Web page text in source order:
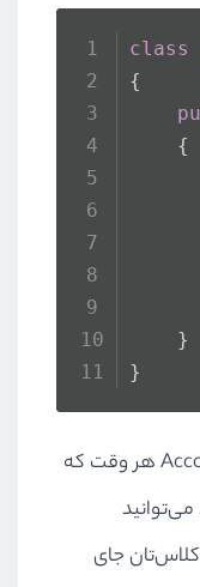
class
{
    {
    }
}
به این ترتیب، می‌توانید از کلاس Account هر وقت که
می‌توانید
جای